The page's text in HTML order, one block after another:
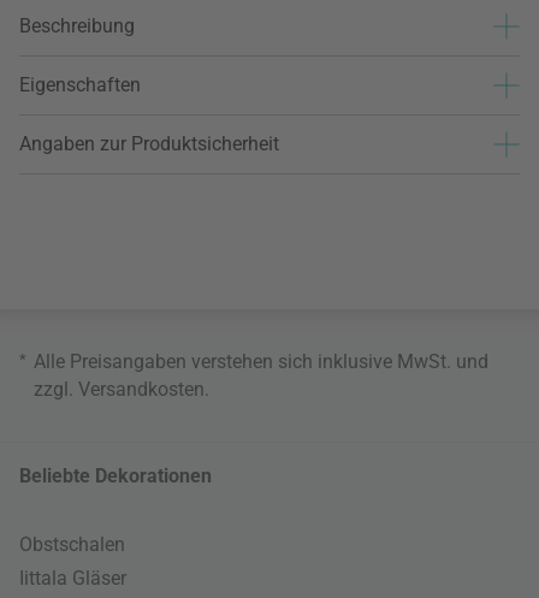
Beschreibung
Eigenschaften
Angaben zur Produktsicherheit
* Alle Preisangaben verstehen sich inklusive MwSt. und
zzgl. Versandkosten
Beliebte Dekorationen
Obstschalen
Iittala Gläser